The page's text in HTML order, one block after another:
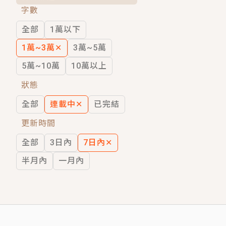
穿越｜《穿越遠古後成了野人娘子》你
字數
全部
1萬以下
1萬~3萬 ✕
3萬~5萬
5萬~10萬
10萬以上
狀態
全部
連載中 ✕
已完結
更新時間
全部
3日內 7日內 ✕
半月內
一月內